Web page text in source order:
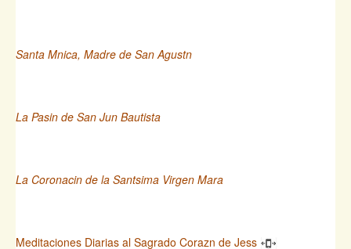
Santa Mnica, Madre de San Agustn
La Pasin de San Jun Bautista
La Coronacin de la Santsima Virgen Mara
Meditaciones Diarias al Sagrado Corazn de Jess